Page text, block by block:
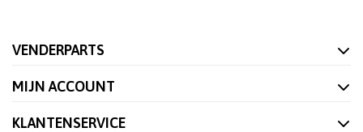
VENDERPARTS
MIJN ACCOUNT
KLANTENSERVICE